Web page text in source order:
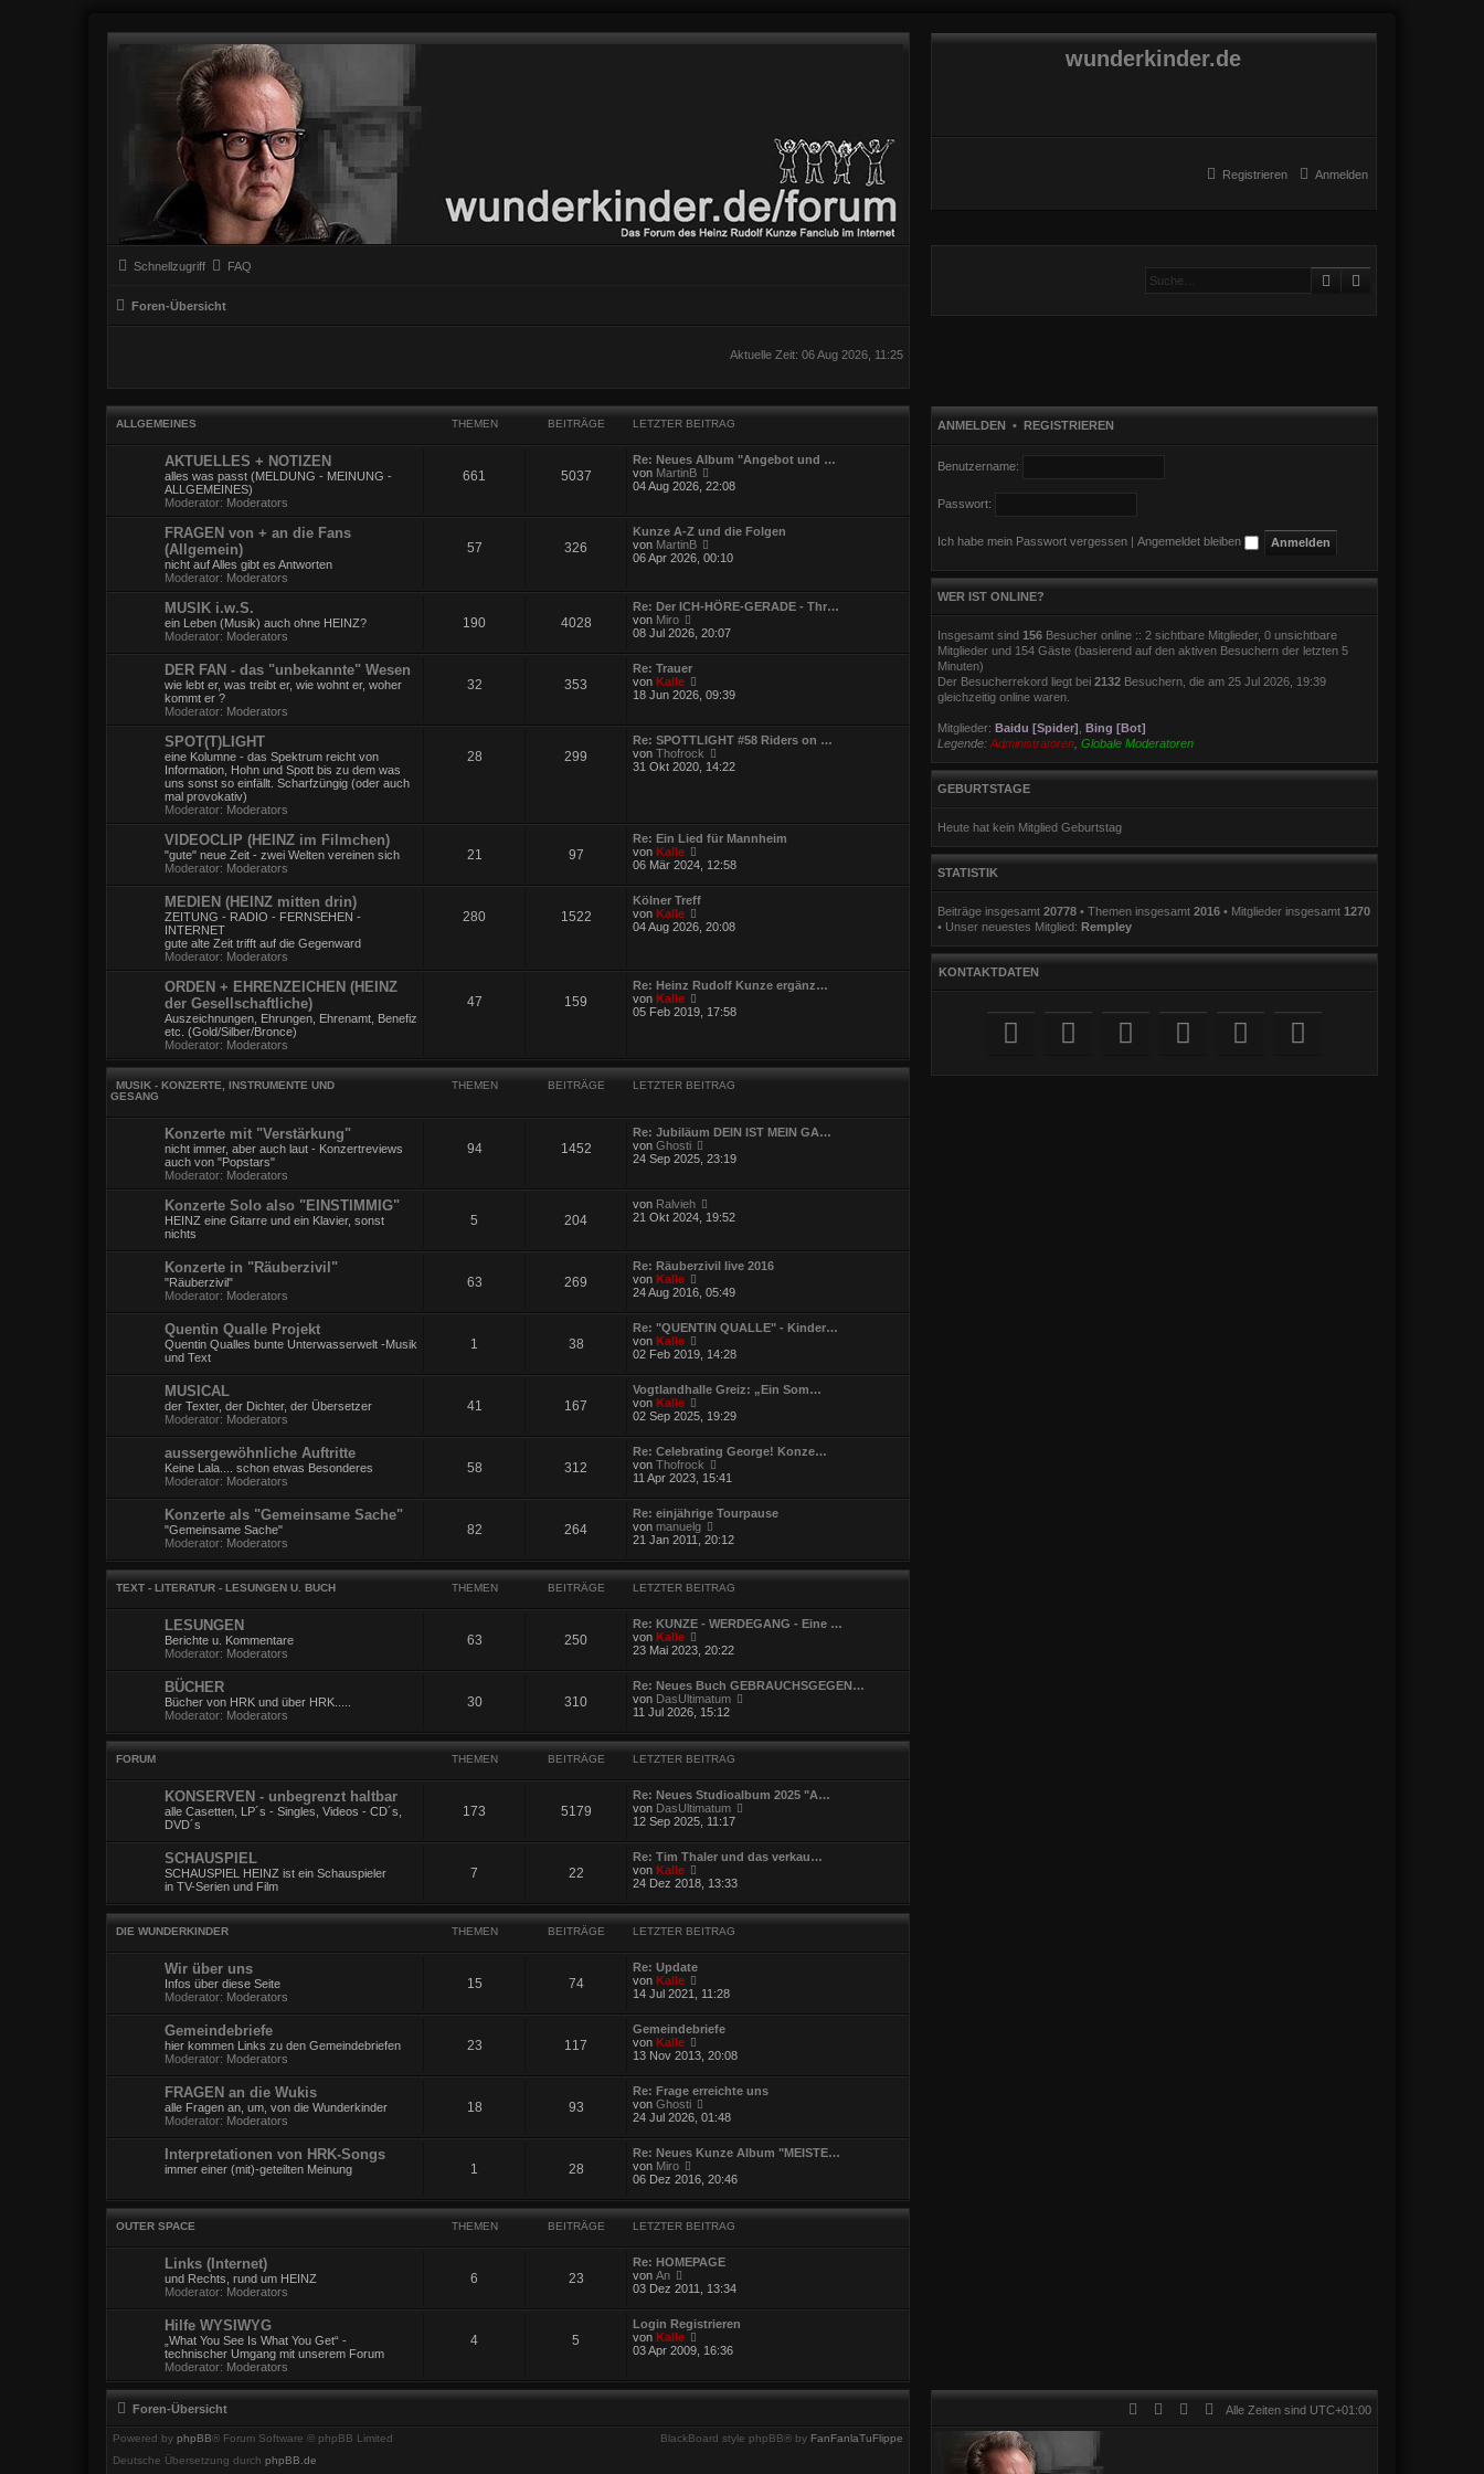
wunderkinder.de
Anmelden
Registrieren
Schnellzugriff FAQ
Foren-Übersicht
Suche
Aktuelle Zeit: 06 Aug 2026, 11:25
ALLGEMEINES THEMEN BEITRÄGE LETZTER BEITRAG
AKTUELLES + NOTIZEN
alles was passt (MELDUNG - MEINUNG -
ALLGEMEINES)
Moderator: Moderators
661 5037
Re: Neues Album "Angebot und …
von MartinB
e
s
t
e
r
e
i
r
g
04 Aug 2026, 22:08
FRAGEN von + an die Fans
(Allgemein)
nicht auf Alles gibt es Antworten
Moderator: Moderators
57 326
Kunze A-Z und die Folgen
von MartinB
e
s
t
r
t
r
g
06 Apr 2026, 00:10
MUSIK i.w.S.
ein Leben (Musik) auch ohne HEINZ?
Moderator: Moderators
190 4028
Re: Der ICH-HÖRE-GERADE - Thr…
von Miro
e
e
t
e
B
e
i
t
08 Jul 2026, 20:07
DER FAN - das "unbekannte" Wesen
wie lebt er, was treibt er, wie wohnt er, woher
kommt er ?
Moderator: Moderators
32 353
Re: Trauer
vonKalle
e
s
t
e
r
t
r
g
18 Jun 2026, 09:39
SPOT(T)LIGHT
eine Kolumne - das Spektrum reicht von
Information, Hohn und Spott bis zu dem was
uns sonst so einfällt. Scharfzüngig (oder auch
mal provokativ)
Moderator: Moderators
28 299
Re: SPOTTLIGHT #58 Riders on …
vonThofrock
e
e
r
B
e
i
a
31 Okt 2020, 14:22
VIDEOCLIP (HEINZ im Filmchen)
"gute" neue Zeit - zwei Welten vereinen sich
Moderator: Moderators
21 97
Re: Ein Lied für Mannheim
vonKalle
e
s
e
e
i
a
06 Mär 2024, 12:58
MEDIEN (HEINZ mitten drin)
ZEITUNG - RADIO - FERNSEHEN -
INTERNET
gute alte Zeit trifft auf die Gegenward
Moderator: Moderators
280 1522
Kölner Treff
vonKalle
e
e
B
t
r
a
04 Aug 2026, 20:08
ORDEN + EHRENZEICHEN (HEINZ
der Gesellschaftliche)
Auszeichnungen, Ehrungen, Ehrenamt, Benefiz
etc. (Gold/Silber/Bronce)
Moderator: Moderators
47 159
Re: Heinz Rudolf Kunze ergänz…
vonKalle
t
r
e
i
t
a
05 Feb 2019, 17:58
MUSIK - KONZERTE, INSTRUMENTE UND
GESANG
THEMEN BEITRÄGE LETZTER BEITRAG
Konzerte mit "Verstärkung"
nicht immer, aber auch laut - Konzertreviews
auch von "Popstars"
Moderator: Moderators
94 1452
Re: Jubiläum DEIN IST MEIN GA…
vonGhosti
e
t
e
B
e
t
a
g
24 Sep 2025, 23:19
Konzerte Solo also "EINSTIMMIG"
HEINZ eine Gitarre und ein Klavier, sonst
nichts
5 204
von Ralvieh
e
s
t
r
e
i
r
a
g
21 Okt 2024, 19:52
Konzerte in "Räuberzivil"
"Räuberzivil"
Moderator: Moderators
63 269
Re: Räuberzivil live 2016
vonKalle
e
e
s
e
B
e
t
r
a
g
24 Aug 2016, 05:49
Quentin Qualle Projekt
Quentin Qualles bunte Unterwasserwelt -Musik
und Text
1 38
Re: "QUENTIN QUALLE" - Kinder…
vonKalle
e
s
e
B
e
i
t
r
a
g
02 Feb 2019, 14:28
MUSICAL
der Texter, der Dichter, der Übersetzer
Moderator: Moderators
41 167
Vogtlandhalle Greiz: „Ein Som…
vonKalle
e
s
t
e
e
i
r
a
g
02 Sep 2025, 19:29
aussergewöhnliche Auftritte
Keine Lala.... schon etwas Besonderes
Moderator: Moderators
58 312
Re: Celebrating George! Konze…
vonThofrock
e
e
s
e
B
e
t
r
g
11 Apr 2023, 15:41
Konzerte als "Gemeinsame Sache"
"Gemeinsame Sache"
Moderator: Moderators
82 264
Re: einjährige Tourpause
vonmanuelg
e
e
s
t
r
B
e
i
t
r
a
g
21 Jan 2011, 20:12
TEXT - LITERATUR - LESUNGEN U. BUCH THEMEN BEITRÄGE LETZTER BEITRAG
LESUNGEN
Berichte u. Kommentare
Moderator: Moderators
63 250
Re: KUNZE - WERDEGANG - Eine …
vonKalle
e
e
s
t
e
B
e
t
r
a
23 Mai 2023, 20:22
BÜCHER
Bücher von HRK und über HRK.....
Moderator: Moderators
30 310
Re: Neues Buch GEBRAUCHSGEGEN…
von DasUltimatum
e
s
r
B
t
r
11 Jul 2026, 15:12
FORUM THEMEN BEITRÄGE LETZTER BEITRAG
KONSERVEN - unbegrenzt haltbar
alle Casetten, LP´s - Singles, Videos - CD´s,
DVD´s
173 5179
Re: Neues Studioalbum 2025 "A…
von DasUltimatum
e
s
B
t
12 Sep 2025, 11:17
SCHAUSPIEL
SCHAUSPIEL HEINZ ist ein Schauspieler
in TV-Serien und Film
7 22
Re: Tim Thaler und das verkau…
vonKalle
e
e
s
t
e
i
t
r
g
24 Dez 2018, 13:33
DIE WUNDERKINDER THEMEN BEITRÄGE LETZTER BEITRAG
Wir über uns
Infos über diese Seite
Moderator: Moderators
15 74
Re: Update
vonKalle
e
e
s
e
e
i
t
r
a
14 Jul 2021, 11:28
Gemeindebriefe
hier kommen Links zu den Gemeindebriefen
Moderator: Moderators
23 117
Gemeindebriefe
vonKalle
e
e
s
t
e
B
e
i
t
r
a
g
13 Nov 2013, 20:08
FRAGEN an die Wukis
alle Fragen an, um, von die Wunderkinder
Moderator: Moderators
18 93
Re: Frage erreichte uns
vonGhosti
e
e
s
e
B
e
t
r
g
24 Jul 2026, 01:48
Interpretationen von HRK-Songs
immer einer (mit)-geteilten Meinung 1 28
Re: Neues Kunze Album "MEISTE…
von Miro
e
e
s
t
r
B
e
i
t
r
a
g
06 Dez 2016, 20:46
OUTER SPACE THEMEN BEITRÄGE LETZTER BEITRAG
Links (Internet)
und Rechts, rund um HEINZ
Moderator: Moderators
6 23
Re: HOMEPAGE
vonAn
e
e
s
e
B
e
r
a
03 Dez 2011, 13:34
Hilfe WYSIWYG
„What You See Is What You Get“ -
technischer Umgang mit unserem Forum
Moderator: Moderators
4 5
Login Registrieren
vonKalle
e
s
r
B
03 Apr 2009, 16:36
ANMELDEN • REGISTRIEREN
Benutzername:
Passwort:
Ich habe mein Passwort vergessen Angemeldet bleiben
WER IST ONLINE?
Insgesamt sind 156Besucher online :: 2 sichtbare Mitglieder, 0 unsichtbare
Mitglieder und 154 Gäste (basierend auf den aktiven Besuchern der letzten 5
Minuten)
Der Besucherrekord liegt bei 2132Besuchern, die am 25 Jul 2026, 19:39
gleichzeitig online waren.
Mitglieder: Baidu [Spider] Bing [Bot]
Legende: Administratoren, Globale Moderatoren
GEBURTSTAGE
Heute hat kein Mitglied Geburtstag
STATISTIK
Beiträge insgesamt 20778• Themen insgesamt 2016• Mitglieder insgesamt 1270
• Unser neuestes Mitglied: Rempley
KONTAKTDATEN
Alle Zeiten sind UTC+01:00
Foren-Übersicht
Powered by phpBB® Forum Software © phpBB Limited BlackBoard style phpBB® by FanFanlaTuFlippe
Deutsche Übersetzung durch phpBB.de